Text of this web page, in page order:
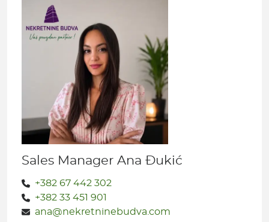
Sales Manager Ana Đukić
+382 67 442 302
+382 33 451 901
ana@nekretninebudva.com